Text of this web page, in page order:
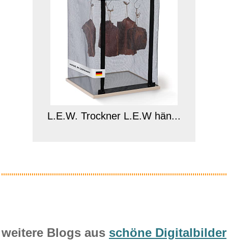
L.E.W. Trockner L.E.W hän...
weitere Blogs aus schöne Digitalbilder